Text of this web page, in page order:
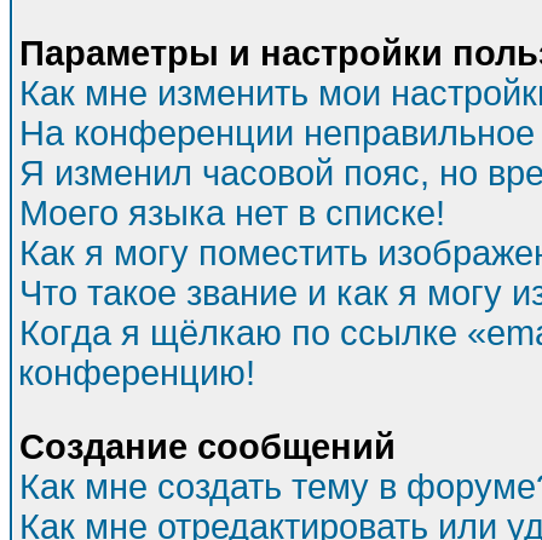
Параметры и настройки
Как мне изменить мои
На конференции
Я изменил часовой пояс, но
Моего языка нет в списке!
Как я могу поместить
Что такое звание и как я могу
Когда я щёлкаю по ссылке
конференцию!
Создание сообщений
Как мне создать тему в
Как мне отредактировать или